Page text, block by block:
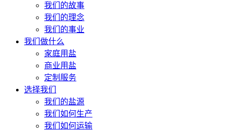
我们的故事
我们的理念
我们的事业
我们做什么
家庭用盐
商业用盐
定制服务
选择我们
我们的盐源
我们如何生产
我们如何运输